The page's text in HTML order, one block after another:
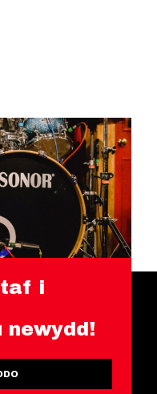
i
newydd!